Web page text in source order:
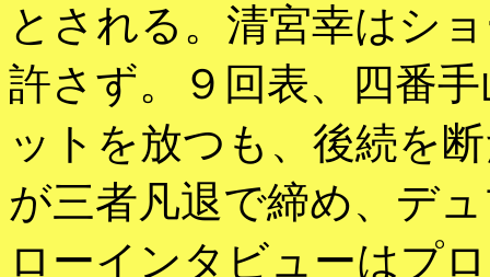
とされる。清宮幸はシ
許さず。９回表、四番
ットを放つも、後続を
が三者凡退で締め、デ
ローインタビューはプ